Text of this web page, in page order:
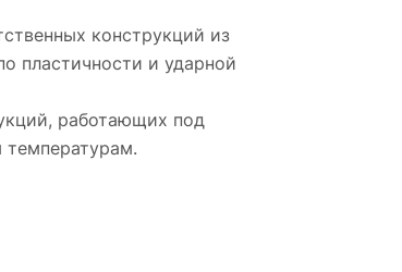
конструкций из
пластичности и ударной
работающих под
температурам.